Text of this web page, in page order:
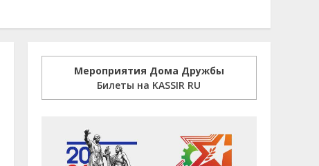
Мероприятия Дома Дружбы
Билеты на KASSIR RU